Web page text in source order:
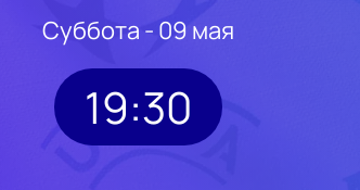
Суббота - 09 мая
19:30